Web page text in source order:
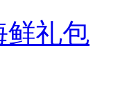
鲜礼包